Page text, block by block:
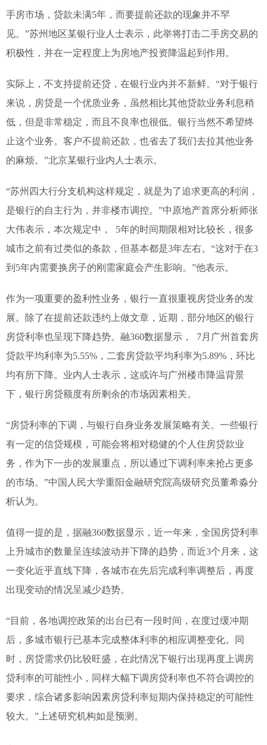
手房市场，贷款未满5年，而要提前还款的现象并不罕
见。”苏州地区某银行业人士表示，此举将打击二手房交易的
积极性，并在一定程度上为房地产投资降温起到作用。
实际上，不支持提前还贷，在银行业内并不新鲜。“对于银行
来说，房贷是一个优质业务，虽然相比其他贷款业务利息稍
低，但是非常稳定，而且不良率也很低。银行当然不希望终
止这个业务。客户不提前还款，也省去了我们去拉其他业务
的麻烦。”北京某银行业内人士表示。
“苏州四大行分支机构这样规定，就是为了追求更高的利润，
是银行的自主行为，并非楼市调控。”中原地产首席分析师张
大伟表示，本次规定中， 5年的时间期限相对比较长，很多
城市之前有过类似的条款，但基本都是3年左右。“这对于在3
到5年内需要换房子的刚需家庭会产生影响。”他表示。
作为一项重要的盈利性业务，银行一直很重视房贷业务的发
展。除了在提前还款违约上做文章，近期，部分地区的银行
房贷利率也呈现下降趋势。融360数据显示， 7月广州首套房
贷款平均利率为5.55%，二套房贷款平均利率为5.89%，环比
均有所下降。业内人士表示，这或许与广州楼市降温背景
下，银行房贷额度有所剩余的市场因素相关。
“房贷利率的下调，与银行自身业务发展策略有关。一些银行
有一定的信贷规模，可能会将相对稳健的个人住房贷款业
务，作为下一步的发展重点，所以通过下调利率来抢占更多
的市场。”中国人民大学重阳金融研究院高级研究员董希淼分
析认为。
值得一提的是，据融360数据显示，近一年来，全国房贷利率
上升城市的数量呈连续波动并下降的趋势，而近3个月来，这
一变化近乎直线下降，各城市在先后完成利率调整后，再度
出现变动的情况呈减少趋势。
“目前，各地调控政策的出台已有一段时间，在度过缓冲期
后，多城市银行已基本完成整体利率的相应调整变化。同
时，房贷需求仍比较旺盛，在此情况下银行出现再度上调房
贷利率的可能性小，同样大幅下调房贷利率也不符合调控的
要求，综合诸多影响因素房贷利率短期内保持稳定的可能性
较大。”上述研究机构如是预测。